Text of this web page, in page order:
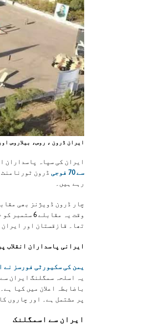
ایران ڈرون ، روس، بیلاروس
ايران کی سپاہ پاسداران
سے 70 فوجی
ڈرون
رہے ہیں۔
چار ڈرون ڈویژنز بھی
تھا۔ قازقستان اور ایران پچھلے 6 مقابلوں میں حصہ لے چکے ہیں۔جاسوسی
ايرانی پاسداران انقلاب
يمن کی سکیورٹی فورسز نے
یہ اسلحہ سمگلنگ ایران
باضابطہ اعلان میں کیا
پر مشتمل ہے۔ اور چاروں
ايران سے اسمگلنک